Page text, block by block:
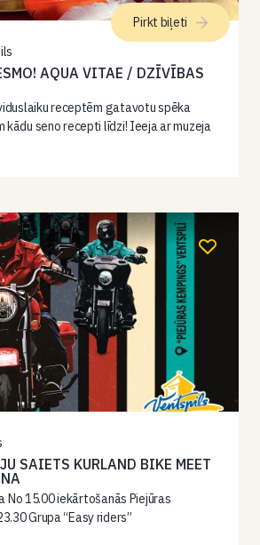
AQUA VITAE / DZĪVĪBAS
receptēm gatavotu spēka
kādu seno recepti līdzi! Ieeja ar muzeja
Pirkt biļeti
SAIETS KURLAND BIKE MEET
No 15.00 iekārtošanās Piejūras
Grupa “Easy riders”